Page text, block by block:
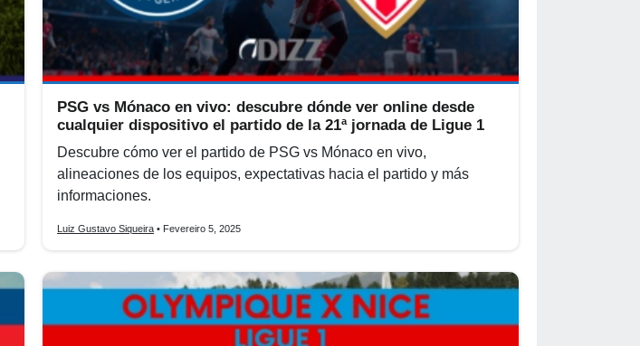
PSG vs Mónaco en vivo: descubre dónde ver online desde
cualquier dispositivo el partido de la 21ª jornada de Ligue 1
Descubre cómo ver el partido de PSG vs Mónaco en vivo,
alineaciones de los equipos, expectativas hacia el partido y más
informaciones.
Luiz Gustavo Siqueira • Fevereiro 5, 2025